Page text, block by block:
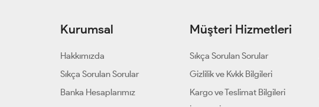
Kurumsal
Hakkımızda
Sıkça Sorulan Sorular
Banka Hesaplarımız
Müşteri Hizmetleri
Sıkça Sorulan Sorular
Gizlilik ve Kvkk Bilgileri
Kargo ve Teslimat Bilgileri